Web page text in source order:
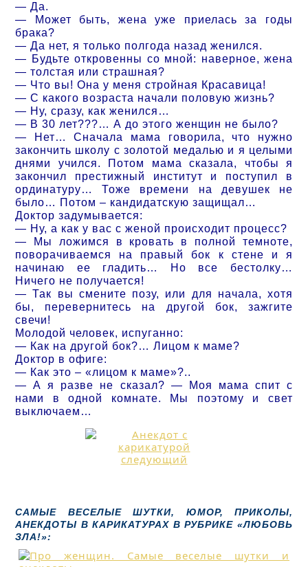
— Да.
— Может быть, жена уже приелась за годы
брака?
— Да нет, я только полгода назад женился.
— Будьте откровенны со мной: наверное, жена
— толстая или страшная?
— Что вы! Она у меня стройная Красавица!
— С какого возраста начали половую жизнь?
— Ну, сразу, как женился…
— В 30 лет???… А до этого женщин не было?
— Нет… Сначала мама говорила, что нужно
закончить школу с золотой медалью и я целыми
днями учился. Потом мама сказала, чтобы я
закончил престижный институт и поступил в
ординатуру… Тоже времени на девушек не
было… Потом – кандидатскую защищал…
Доктор задумывается:
— Ну, а как у вас с женой происходит процесс?
— Мы ложимся в кровать в полной темноте,
поворачиваемся на правый бок к стене и я
начинаю ее гладить… Но все бестолку…
Ничего не получается!
— Так вы смените позу, или для начала, хотя
бы, перевернитесь на другой бок, зажгите
свечи!
Молодой человек, испуганно:
— Как на другой бок?… Лицом к маме?
Доктор в офиге:
— Как это – «лицом к маме»?..
— А я разве не сказал? — Моя мама спит с
нами в одной комнате. Мы поэтому и свет
выключаем…
САМЫЕ ВЕСЕЛЫЕ ШУТКИ, ЮМОР, ПРИКОЛЫ,
АНЕКДОТЫ В КАРИКАТУРАХ В РУБРИКЕ «ЛЮБОВЬ
ЗЛА!»: